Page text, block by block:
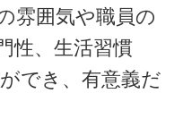
雰囲気や職員の
性、生活習慣
でき、有意義だ